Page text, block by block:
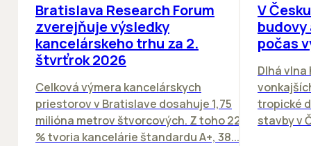
Bratislava Research Forum
zverejňuje výsledky
kancelárskeho trhu za 2.
štvrťrok 2026
Celková výmera kancelárskych
priestorov v Bratislave dosahuje 1,75
milióna metrov štvorcových. Z toho 22
% tvoria kancelárie štandardu A+, 38...
V
počas
Dlhá
tropické
stavby v